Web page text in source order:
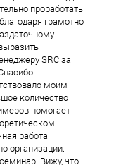
проработать
грамотно
SRC за
моим
количество
помогает
работа
организации.
Вижу, что